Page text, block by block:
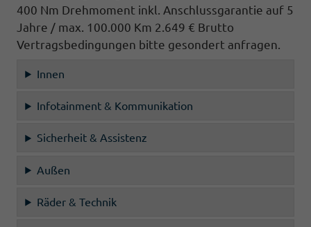
400 Nm Drehmoment inkl. Anschlussgarantie auf 5
Jahre / max. 100.000 Km 2.649 € Brutto
Vertragsbedingungen bitte gesondert anfragen.
Innen
Infotainment & Kommunikation
Sicherheit & Assistenz
Außen
Räder & Technik